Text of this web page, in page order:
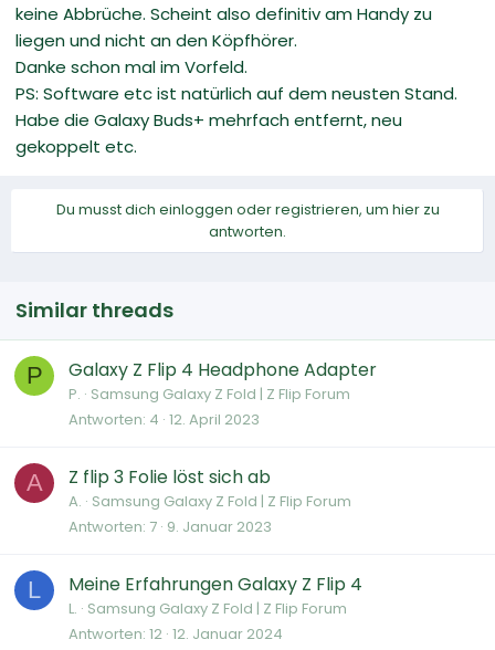
keine Abbrüche. Scheint also definitiv am Handy zu
liegen und nicht an den Köpfhörer.
Danke schon mal im Vorfeld.
PS: Software etc ist natürlich auf dem neusten Stand.
Habe die Galaxy Buds+ mehrfach entfernt, neu
gekoppelt etc.
Du musst dich einloggen oder registrieren, um hier zu
antworten.
Similar threads
P Galaxy Z Flip 4 Headphone Adapter
P. Samsung Galaxy Z Fold | Z Flip Forum
Antworten 4 12. April 2023
A Z flip 3 Folie löst sich ab
A. Samsung Galaxy Z Fold | Z Flip Forum
Antworten 7 9. Januar 2023
L Meine Erfahrungen Galaxy Z Flip 4
L. Samsung Galaxy Z Fold | Z Flip Forum
Antworten 12 12. Januar 2024